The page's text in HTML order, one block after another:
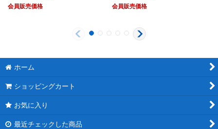
会員販売価格
会員販売価格
ホーム
ショッピングカート
お気に入り
最近チェックした商品